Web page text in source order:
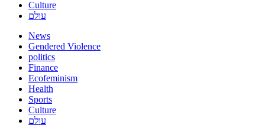
Culture
עולם
News
Gendered Violence
politics
Finance
Ecofeminism
Health
Sports
Culture
עולם